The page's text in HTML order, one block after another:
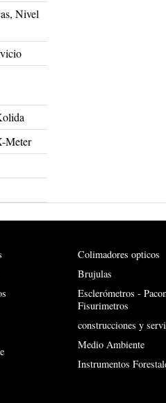
Nivel
Meter
Colimadores opticos
Brujulas
Esclerómetros -
Fisurimetros
construcciones y
Medio Ambiente
Instrumentos